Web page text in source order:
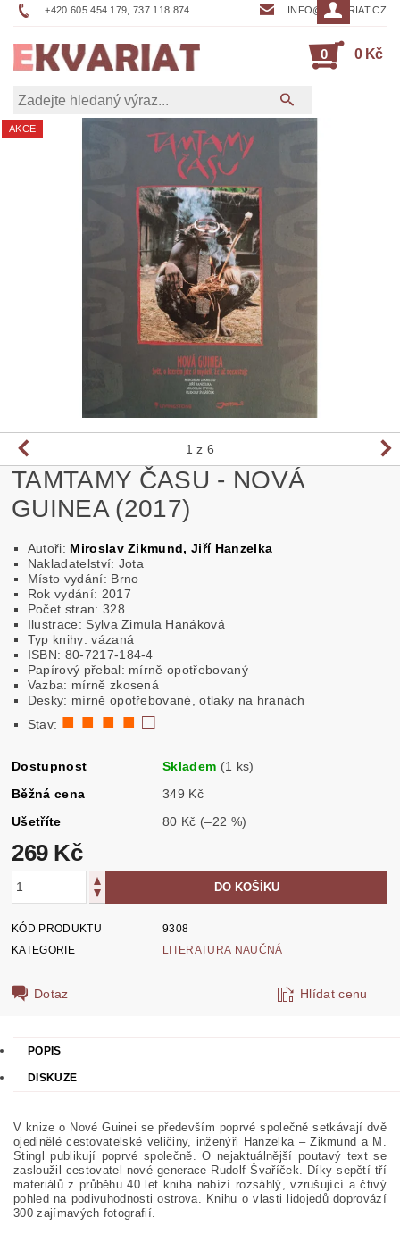
+420 605 454 179, 737 118 874 INFO@EKVARIAT.CZ
0 0 Kč
AKCE
1 z 6
TAMTAMY ČASU - NOVÁ
GUINEA (2017)
Autoři: Miroslav Zikmund, Jiří Hanzelka
Nakladatelství: Jota
Místo vydání: Brno
Rok vydání: 2017
Počet stran: 328
Ilustrace: Sylva Zimula Hanáková
Typ knihy: vázaná
ISBN: 80-7217-184-4
Papírový přebal: mírně opotřebovaný
Vazba: mírně zkosená
Desky: mírně opotřebované, otlaky na hranách
Stav: ■ ■ ■ ■ □
Dostupnost Skladem (1 ks)
Běžná cena
349 Kč
Ušetříte
80 Kč (–22 %)
269 Kč
KÓD PRODUKTU
9308
KATEGORIE
LITERATURA NAUČNÁ
Dotaz Hlídat cenu
POPIS
DISKUZE
V knize o Nové Guinei se především poprvé společně setkávají dvě
ojedinělé cestovatelské veličiny, inženýři Hanzelka – Zikmund a M.
Stingl publikují poprvé společně. O nejaktuálnější poutavý text se
zasloužil cestovatel nové generace Rudolf Švaříček. Díky sepětí tří
materiálů z průběhu 40 let kniha nabízí rozsáhlý, vzrušující a čtivý
pohled na podivuhodnosti ostrova. Knihu o vlasti lidojedů doprovází
300 zajímavých fotografií.